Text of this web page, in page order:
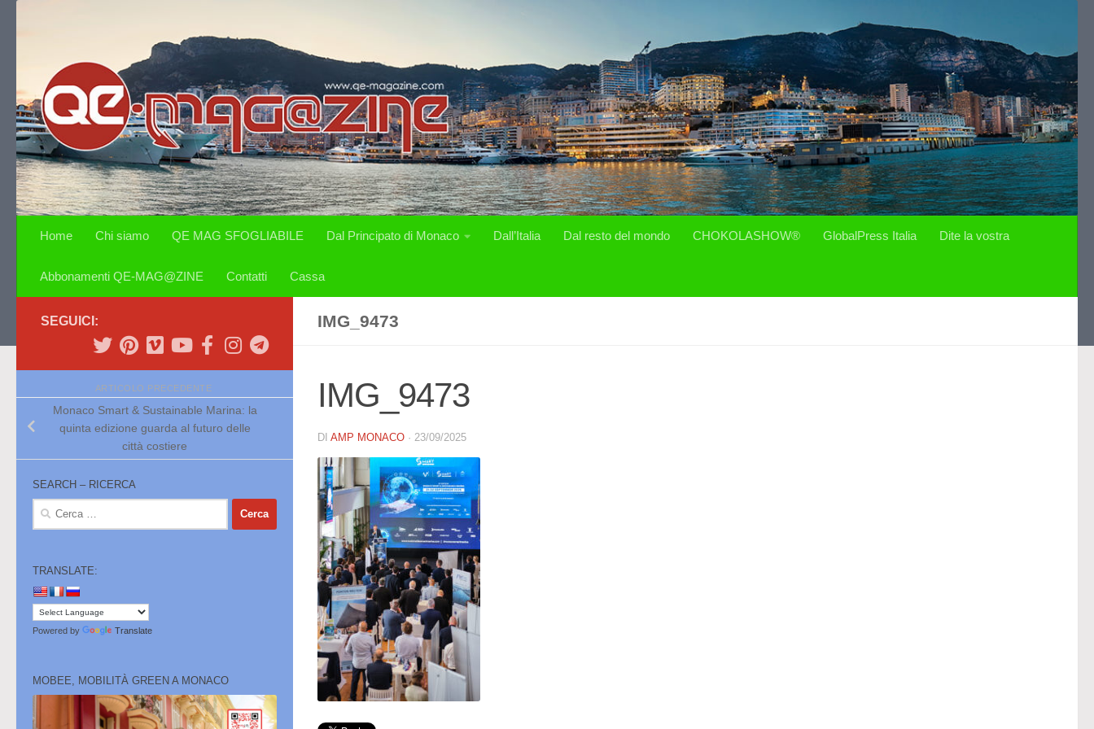
Home Chi siamo QE MAG SFOGLIABILE Dal Principato di Monaco Dall’Italia Dal resto del mondo CHOKOLASHOW® GlobalPress Italia Dite la vostra
Abbonamenti QE-MAG@ZINE Contatti Cassa
IMG_9473
IMG_9473
DI AMP MONACO · 23/09/2025
SEGUICI:
ARTICOLO PRECEDENTE
Monaco Smart & Sustainable Marina: la
quinta edizione guarda al futuro delle
città costiere
SEARCH – RICERCA
Ricerca
TRANSLATE:
Powered by Translate
MOBEE, MOBILITÀ GREEN A MONACO